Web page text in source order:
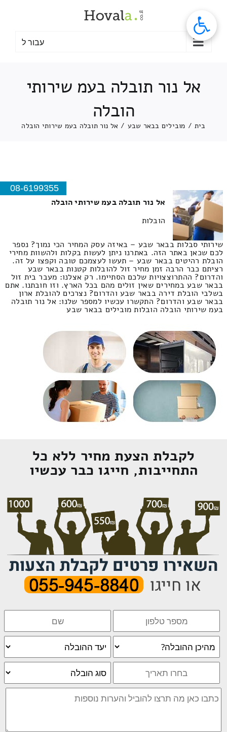
עבור ל
אל נור תובלה בעמ שירותי
הובלה
בית / מובילים בבאר שבע / אל נור תובלה בעמ שירותי הובלה
08-6199355
אל נור תובלה בעמ שירותי הובלה
הובלות
שירותי סבלות בבאר שבע – באיזה עסק המחיר הכי נמוך? נספר
לכם שכאן באתר הזה. באתרנו ניתן לעשות בקלות ולהשוות מחירי
הובלת רהיטים בבאר שבע – תעשו לעצמכם טובה וקפצו על זה.
רציתם כבר הרבה זמן מחיר זול להובלות קטנות בבאר שבע
והדרום? ההתרוצצויות שלכם הסתיימו. רק אצלנו: מעבר בית זול
בבאר שבע במחירים שאין זולים מהם בכל הארץ. וזו חובתנו. אתם
בשלבי הובלת דירה בבאר שבע והדרום? נצרכים להובלת ארון
בבאר שבע והדרום? התקשרו עכשיו למספר שלנו: אל נור תובלה
בעמ שירותי הובלה הובלות מובילים בבאר שבע
לקבלת הצעת מחיר ללא כל
התחייבות, חייגו כבר עכשיו